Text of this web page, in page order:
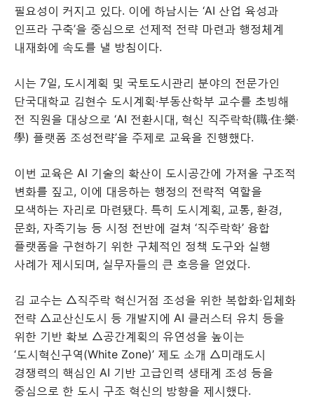
필요성이 커지고 있다. 이에 하남시는 ‘AI 산업 육성과
인프라 구축’을 중심으로 선제적 전략 마련과 행정체계
내재화에 속도를 낼 방침이다.
시는 7일, 도시계획 및 국토도시관리 분야의 전문가인
단국대학교 김현수 도시계획·부동산학부 교수를 초빙해
전 직원을 대상으로 ‘AI 전환시대, 혁신 직주락학(職‧住‧樂‧
學) 플랫폼 조성전략’을 주제로 교육을 진행했다.
이번 교육은 AI 기술의 확산이 도시공간에 가져올 구조적
변화를 짚고, 이에 대응하는 행정의 전략적 역할을
모색하는 자리로 마련됐다. 특히 도시계획, 교통, 환경,
문화, 자족기능 등 시정 전반에 걸쳐 ‘직주락학’ 융합
플랫폼을 구현하기 위한 구체적인 정책 도구와 실행
사례가 제시되며, 실무자들의 큰 호응을 얻었다.
김 교수는 △직주락 혁신거점 조성을 위한 복합화·입체화
전략 △교산신도시 등 개발지에 AI 클러스터 유치 등을
위한 기반 확보 △공간계획의 유연성을 높이는
‘도시혁신구역(White Zone)’ 제도 소개 △미래도시
경쟁력의 핵심인 AI 기반 고급인력 생태계 조성 등을
중심으로 한 도시 구조 혁신의 방향을 제시했다.